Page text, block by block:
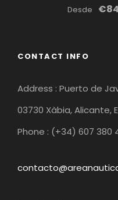
Desde €84
CONTACT INFO
Address : Puerto de
03730 Xàbia, Alicante,
Phone : (+34) 607 380